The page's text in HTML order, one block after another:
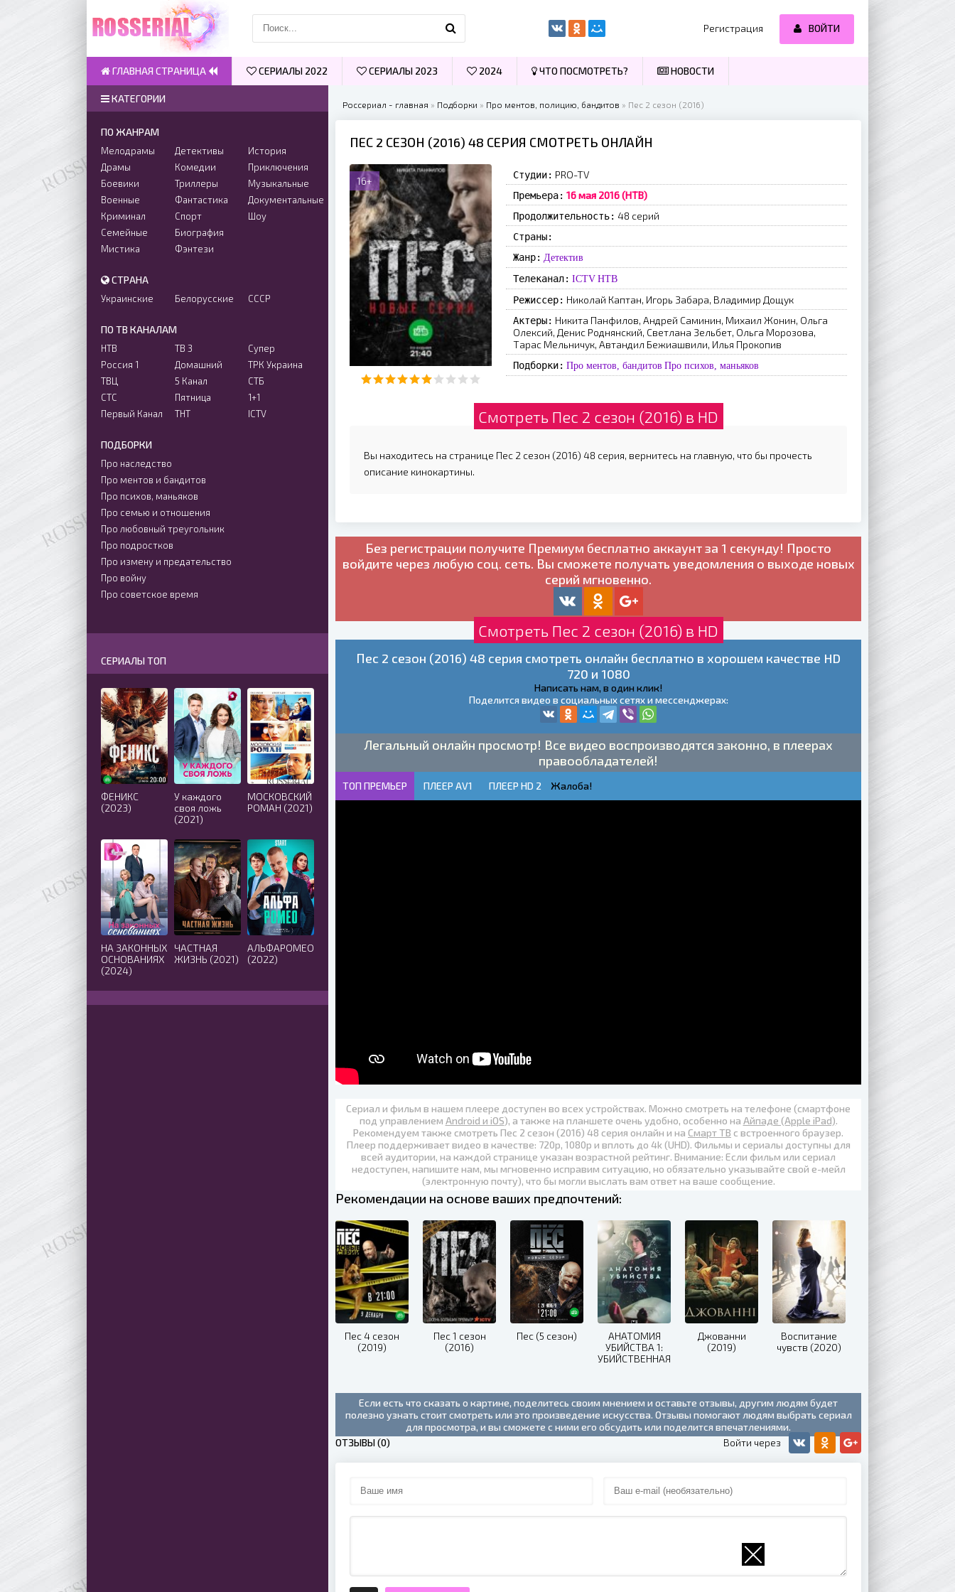
Россериал - главная » Подборки » Про ментов, полицию, бандитов » Пес 2 сезон (2016)
ПЕС 2 СЕЗОН (2016) 48 СЕРИЯ СМОТРЕТЬ ОНЛАЙН
16+ Студии: PRO-TV
Премьера: 16 мая 2016 (НТВ)
Продолжительность: 48 серий
Страны:
Жанр: Детектив
Телеканал: ICTV НТВ
Режиссер: Николай Каптан, Игорь Забара, Владимир Дощук
Актеры: Никита Панфилов, Андрей Саминин, Михаил Жонин, Ольга
Олексий, Денис Роднянский, Светлана Зельбет, Ольга Морозова,
Тарас Мельничук, Автандил Бежиашвили, Илья Прокопив
Подборки: Про ментов, бандитов Про психов, маньяков
Смотреть Пес 2 сезон (2016) в HD
Вы находитесь на странице Пес 2 сезон (2016) 48 серия, вернитесь на главную, что бы прочесть
описание кинокартины.
Без регистрации получите Премиум бесплатно аккаунт за 1 секунду! Просто
войдите через любую соц. сеть. Вы сможете получать уведомления о выходе новых
серий мгновенно.
Смотреть Пес 2 сезон (2016) в HD
Пес 2 сезон (2016) 48 серия смотреть онлайн бесплатно в хорошем качестве HD
720 и 1080
Написать нам, в один клик!
Поделится видео в социальных сетях и мессенджерах:
Легальный онлайн просмотр! Все видео воспроизводятся законно, в плеерах
правообладателей!
ТОП ПРЕМЬЕР ПЛЕЕР AV1 ПЛЕЕР HD 2 Жалоба!
Сериал и фильм в нашем плеере доступен во всех устройствах. Можно смотреть на телефоне (смартфоне
под управлением Android и iOS), а также на планшете очень удобно, особенно на Айпаде (Apple iPad).
Рекомендуем также смотреть Пес 2 сезон (2016) 48 серия онлайн и на Смарт ТВ с встроенного браузер.
Плеер поддерживает видео в качестве: 720p, 1080p и вплоть до 4k (UHD). Фильмы и сериалы доступны для
всей аудитории, на каждой странице указан возрастной рейтинг. Внимание: Если фильм или сериал
недоступен, напишите нам, мы мгновенно исправим ситуацию, но обязательно указывайте свой е-мейл
(электронную почту), что бы могли выслать вам ответ на ваше сообщение.
Рекомендации на основе ваших предпочтений:
Пес 4 сезон
(2019)
Пес 1 сезон
(2016)
Пес (5 сезон)
АНАТОМИЯ
УБИЙСТВА 1:
УБИЙСТВЕННАЯ
Джованни
(2019)
Воспитание
чувств (2020)
Если есть что сказать о картине, поделитесь своим мнением и оставьте отзывы, другим людям будет
полезно узнать стоит смотреть или это произведение искусства. Отзывы помогают людям выбрать сериал
для просмотра, и вы сможете с ними его обсудить или поделится впечатлениями.
ОТЗЫВЫ (0)
КАТЕГОРИИ
ПО ЖАНРАМ
Мелодрамы
Драмы
Боевики
Военные
Криминал
Семейные
Мистика
Детективы
Комедии
Триллеры
Фантастика
Спорт
Биография
Фэнтези
История
Приключения
Музыкальные
Документальные
Шоу
СТРАНА
Украинские Белорусские СССР
ПО ТВ КАНАЛАМ
НТВ
Россия 1
ТВЦ
СТС
Первый Канал
ТВ 3
Домашний
5 Канал
Пятница
ТНТ
Супер
ТРК Украина
СТБ
1+1
ICTV
ПОДБОРКИ
Про наследство
Про ментов и бандитов
Про психов, маньяков
Про семью и отношения
Про любовный треугольник
Про подростков
Про измену и предательство
Про войну
Про советское время
СЕРИАЛЫ ТОП
ФЕНИКС
(2023)
У каждого
своя ложь
(2021)
МОСКОВСКИЙ
РОМАН (2021)
НА ЗАКОННЫХ
ОСНОВАНИЯХ
(2024)
ЧАСТНАЯ
ЖИЗНЬ (2021)
АЛЬФАРОМЕО
(2022)
Регистрация ВОЙТИ
ГЛАВНАЯ СТРАНИЦА СЕРИАЛЫ 2022 СЕРИАЛЫ 2023 2024 ЧТО ПОСМОТРЕТЬ? НОВОСТИ